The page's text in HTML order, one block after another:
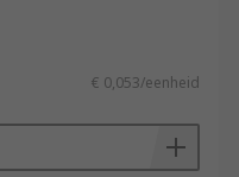
€ 0,053/eenheid